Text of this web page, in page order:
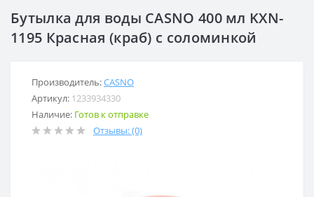
Бутылка для воды CASNO 400 мл KXN-
1195 Красная (краб) с соломинкой
Производитель:CASNO
Артикул: 1233934330
Наличие: Готов к отправке
Отзывы: (0)